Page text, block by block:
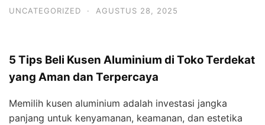
UNCATEGORIZED · AGUSTUS 28, 2025
5 Tips Beli Kusen Aluminium di Toko Terdekat
yang Aman dan Terpercaya
Memilih kusen aluminium adalah investasi jangka
panjang untuk kenyamanan, keamanan, dan estetika